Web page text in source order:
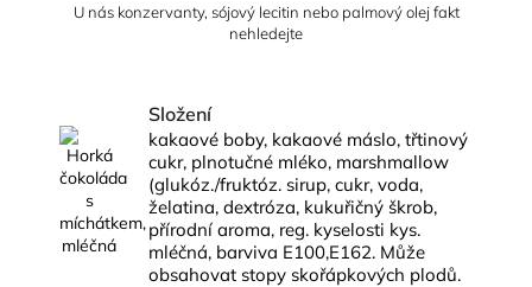
U nás konzervanty, sójový lecitin nebo palmový olej fakt
nehledejte
Složení
kakaové boby, kakaové máslo, třtinový
cukr, plnotučné mléko, marshmallow
(glukóz./fruktóz. sirup, cukr, voda,
želatina, dextróza, kukuřičný škrob,
přírodní aroma, reg. kyselosti kys.
mléčná, barviva E100,E162. Může
obsahovat stopy skořápkových plodů.